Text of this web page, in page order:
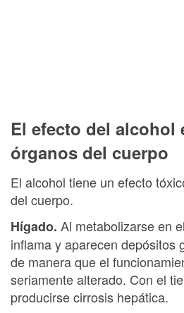
El efecto del alcohol
órganos del cuerpo
El alcohol tiene un efecto
del cuerpo.
Hígado. Al metabolizarse en
inflama y aparecen depósitos
de manera que el
seriamente alterado. Con el
producirse cirrosis hepática.